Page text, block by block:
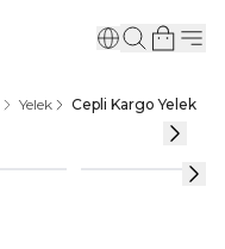
Yelek Cepli Kargo Yelek